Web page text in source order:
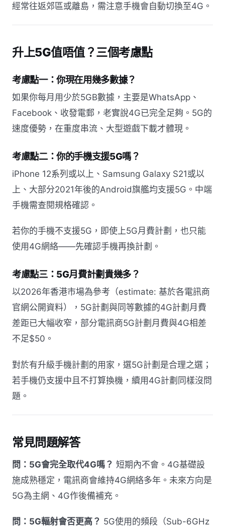
經常往返郊區或離島，需注意手機會自動切換至4G。
升上5G值唔值？三個考慮點
考慮點一：你現在用幾多數據？
如果你每月用少於5GB數據，主要是WhatsApp、
Facebook、收發電郵，老實說4G已完全足夠。5G的
速度優勢，在重度串流、大型遊戲下載才體現。
考慮點二：你的手機支援5G嗎？
iPhone 12系列或以上、Samsung Galaxy S21或以
上、大部分2021年後的Android旗艦均支援5G。中端
手機需查閱規格確認。
若你的手機不支援5G，即使上5G月費計劃，也只能
使用4G網絡——先確認手機再換計劃。
考慮點三：5G月費計劃貴幾多？
以2026年香港市場為參考（estimate: 基於各電訊商
官網公開資料），5G計劃與同等數據的4G計劃月費
差距已大幅收窄，部分電訊商5G計劃月費與4G相差
不足$50。
對於有升級手機計劃的用家，選5G計劃是合理之選；
若手機仍支援中且不打算換機，續用4G計劃同樣沒問
題。
常見問題解答
問：5G會完全取代4G嗎？ 短期內不會。4G基礎設
施成熟穩定，電訊商會維持4G網絡多年。未來方向是
5G為主網、4G作後備補充。
問：5G輻射會否更高？ 5G使用的頻段（Sub-6GHz